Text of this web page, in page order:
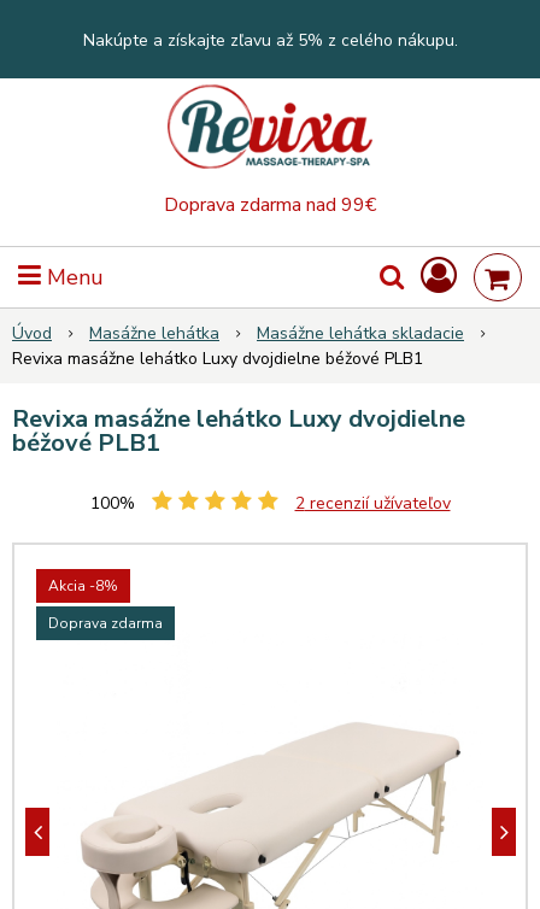
Doprava zdarma nad 99€
Nakúpte a získajte zľavu až 5% z celého nákupu.
Menu
Úvod Masážne lehátka
Masážne lehátka skladacie
Revixa masážne lehátko Luxy dvojdielne béžové PLB1
Revixa masážne lehátko Luxy dvojdielne
béžové PLB1
100% 2recenzií užívateľov
Akcia -8%
Doprava zdarma